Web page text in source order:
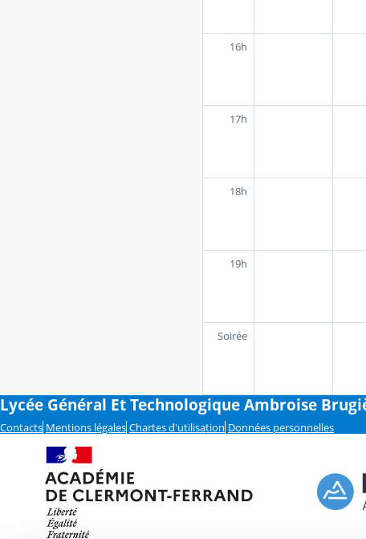
16h
17h
18h
19h
Soirée
Lycée Général Et Technologique Ambroise
Contacts Mentions légales Chartes d'utilisation Données personnelles